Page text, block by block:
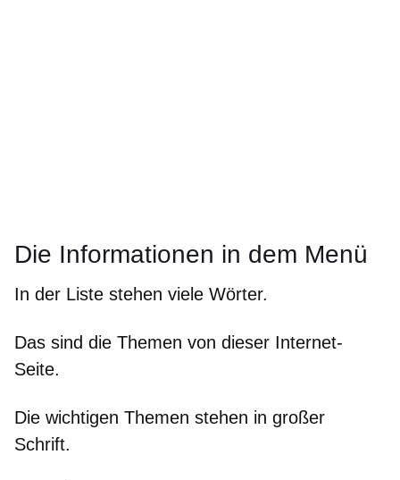
Die Informationen in dem Menü
In der Liste stehen viele Wörter.
Das sind die Themen von dieser Internet-
Seite.
Die wichtigen Themen stehen in großer
Schrift.